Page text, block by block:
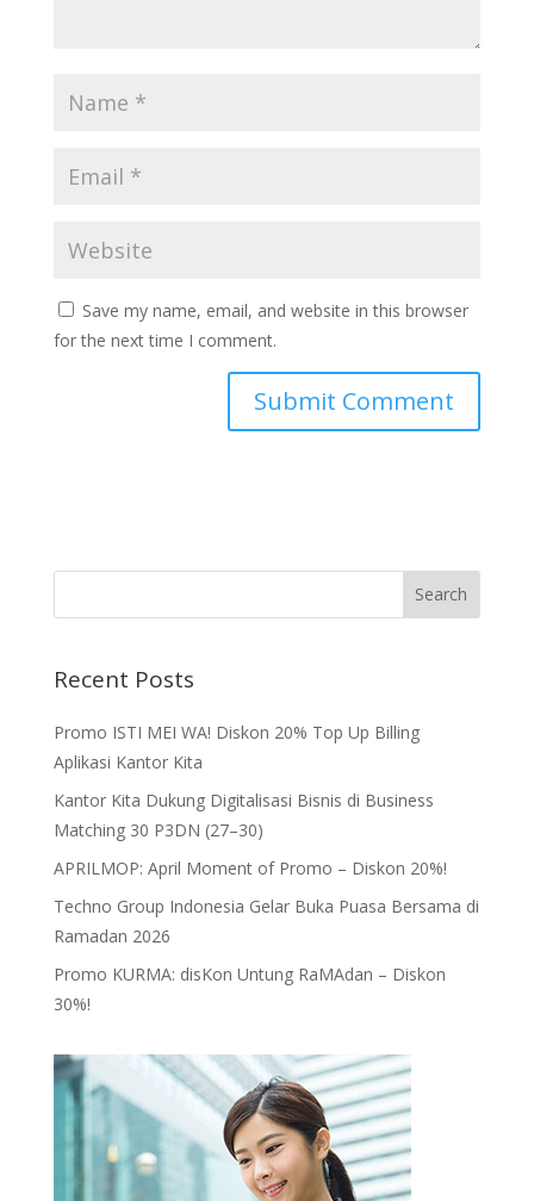
Save my name, email, and website in this browser
for the next time I comment.
Recent Posts
Promo ISTI MEI WA! Diskon 20% Top Up Billing
Aplikasi Kantor Kita
Kantor Kita Dukung Digitalisasi Bisnis di Business
Matching 30 P3DN (27–30)
APRILMOP: April Moment of Promo – Diskon 20%!
Techno Group Indonesia Gelar Buka Puasa Bersama di
Ramadan 2026
Promo KURMA: disKon Untung RaMAdan – Diskon
30%!